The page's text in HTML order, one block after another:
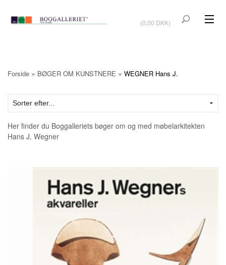
(0,00 DKK)
BØGER OM KUNSTNERE
TILBUD
UDSTILLINGER
KONTAKT & ÅBNINSTIDER
UDVIDET SØGNING Salgsbetingelser
Forside » BØGER OM KUNSTNERE » WEGNER Hans J.
Her finder du Boggalleriets bøger om og med møbelarkitekten
Hans J. Wegner